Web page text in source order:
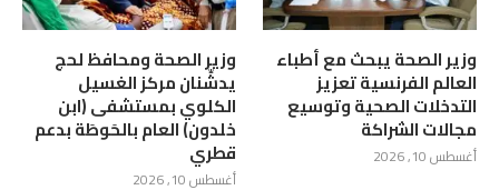
وزير الصحة يبحث مع أطباء
العالم الفرنسية تعزيز
التدخلات الصحية وتوسيع
مجالات الشراكة
أغسطس 10, 2026
وزير الصحة ومحافظ لحج
يدشِّنان مركز الغسيل
الكلوي بمستشفى (ابن
خلدون) العام بالحَوطَة بدعم
قطري
أغسطس 10, 2026